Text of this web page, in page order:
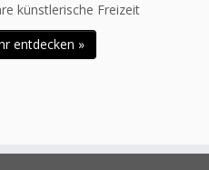
künstlerische Freizeit
entdecken »